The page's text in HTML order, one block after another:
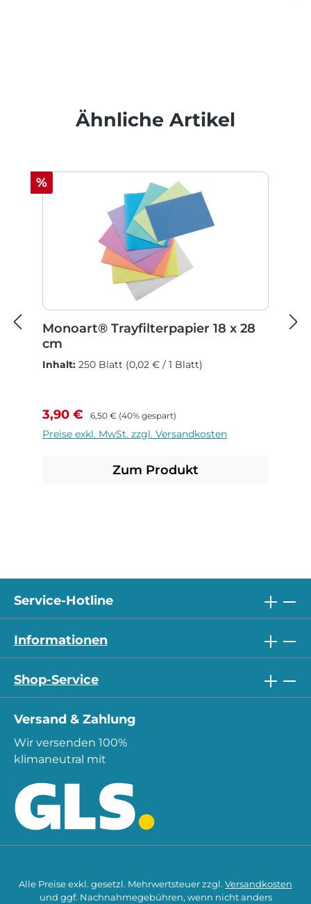
Produktgalerie überspringen
Ähnliche Artikel
Rabatt
%
Monoart® Trayfilterpapier 18 x 28
cm
Inhalt: 250 Blatt (0,02 € / 1 Blatt)
Verkaufspreis:
3,90 € Regulärer Preis:
6,50 € (40% gespart)
Preise exkl. MwSt. zzgl. Versandkosten
Zum Produkt
Service-Hotline
Informationen
Shop-Service
Versand & Zahlung
Wir versenden 100%
klimaneutral mit
Alle Preise exkl. gesetzl. Mehrwertsteuer zzgl. Versandkosten
und ggf. Nachnahmegebühren, wenn nicht anders